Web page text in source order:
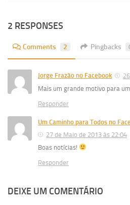
2 RESPONSES
Comments 2 Pingbacks
Jorge Frazão no Facebook
Mais um grande motivo para
Responder
Um Caminho para Todos no
27 de Maio de 2013 às 22:04
Boas notícias!
Responder
DEIXE UM COMENTÁRIO